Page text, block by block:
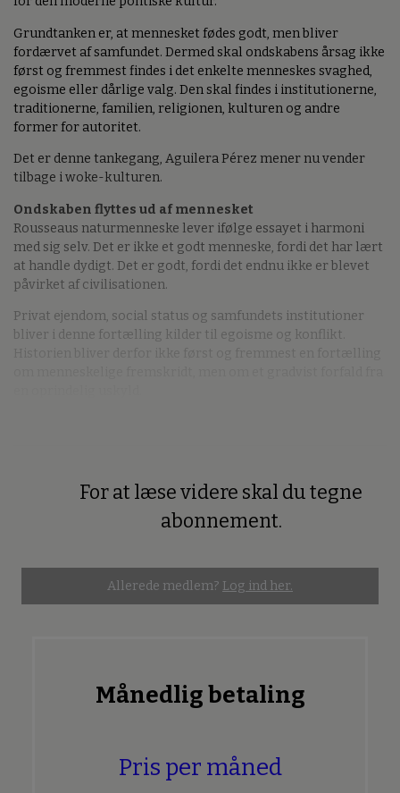
Grundtanken er, at mennesket fødes godt, men bliver
fordærvet af samfundet. Dermed skal ondskabens årsag ikke
først og fremmest findes i det enkelte menneskes svaghed,
egoisme eller dårlige valg. Den skal findes i institutionerne,
traditionerne, familien, religionen, kulturen og andre
former for autoritet.
Det er denne tankegang, Aguilera Pérez mener nu vender
tilbage i woke-kulturen.
Ondskaben flyttes ud af mennesket
Rousseaus naturmenneske lever ifølge essayet i harmoni
med sig selv. Det er ikke et godt menneske, fordi det har lært
at handle dydigt. Det er godt, fordi det endnu ikke er blevet
påvirket af civilisationen.
Privat ejendom, social status og samfundets institutioner
bliver i denne fortælling kilder til egoisme og konflikt.
For at læse videre skal du tegne
abonnement.
Allerede medlem? Log ind her.
Månedlig betaling
Pris per måned